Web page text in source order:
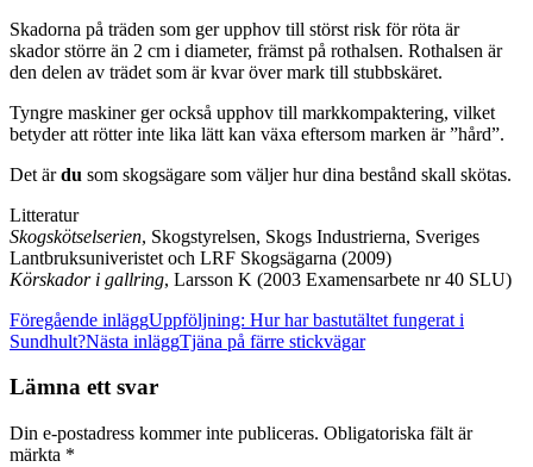
Skadorna på träden som ger upphov till störst risk för röta är
skador större än 2 cm i diameter, främst på rothalsen. Rothalsen är
den delen av trädet som är kvar över mark till stubbskäret.
Tyngre maskiner ger också upphov till markkompaktering, vilket
betyder att rötter inte lika lätt kan växa eftersom marken är ”hård”.
Det ärdu som skogsägare som väljer hur dina bestånd skall skötas.
Litteratur
Skogskötselserien, Skogstyrelsen, Skogs Industrierna, Sveriges
Lantbruksuniveristet och LRF Skogsägarna (2009)
Körskador i gallring, Larsson K (2003 Examensarbete nr 40 SLU)
Inläggsnavigering
Föregående inläggUppföljning: Hur har bastutältet fungerat i
Sundhult?Nästa inläggTjäna på färre stickvägar
Lämna ett svar
Din e-postadress kommer inte publiceras. Obligatoriska fält är
märkta *